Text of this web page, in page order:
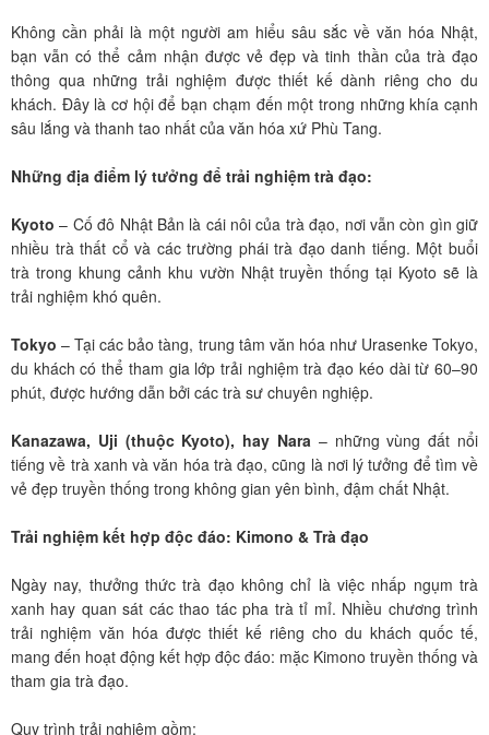
Không cần phải là một người am hiểu sâu sắc về văn hóa Nhật,
bạn vẫn có thể cảm nhận được vẻ đẹp và tinh thần của trà đạo
thông qua những trải nghiệm được thiết kế dành riêng cho du
khách. Đây là cơ hội để bạn chạm đến một trong những khía cạnh
sâu lắng và thanh tao nhất của văn hóa xứ Phù Tang.
Những địa điểm lý tưởng để trải nghiệm trà đạo:
Kyoto – Cố đô Nhật Bản là cái nôi của trà đạo, nơi vẫn còn gìn giữ
nhiều trà thất cổ và các trường phái trà đạo danh tiếng. Một buổi
trà trong khung cảnh khu vườn Nhật truyền thống tại Kyoto sẽ là
trải nghiệm khó quên.
Tokyo – Tại các bảo tàng, trung tâm văn hóa như Urasenke Tokyo,
du khách có thể tham gia lớp trải nghiệm trà đạo kéo dài từ 60–90
phút, được hướng dẫn bởi các trà sư chuyên nghiệp.
Kanazawa, Uji (thuộc Kyoto), hay Nara – những vùng đất nổi
tiếng về trà xanh và văn hóa trà đạo, cũng là nơi lý tưởng để tìm về
vẻ đẹp truyền thống trong không gian yên bình, đậm chất Nhật.
Trải nghiệm kết hợp độc đáo: Kimono & Trà đạo
Ngày nay, thưởng thức trà đạo không chỉ là việc nhấp ngụm trà
xanh hay quan sát các thao tác pha trà tỉ mỉ. Nhiều chương trình
trải nghiệm văn hóa được thiết kế riêng cho du khách quốc tế,
mang đến hoạt động kết hợp độc đáo: mặc Kimono truyền thống và
tham gia trà đạo.
Quy trình trải nghiệm gồm: